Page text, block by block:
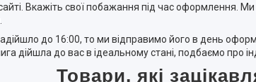
Вкажіть свої побажання під час оформлення.
до 16:00, то ми відправимо його в день
дійшла до вас в ідеальному стані, подбаємо про
Товари, які